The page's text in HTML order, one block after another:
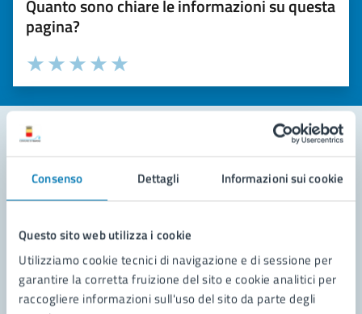
Consenso Dettagli Informazioni sui cookie
Questo sito web utilizza i cookie
Utilizziamo cookie tecnici di navigazione e di sessione per
garantire la corretta fruizione del sito e cookie analitici per
raccogliere informazioni sull'uso del sito da parte degli
Quanto sono chiare le informazioni su questa
pagina?
Valuta la chiarezza delle informazioni (da 1 a 5 stelle)
Seleziona il numero di stelle per valutare la chiarezza delle
Valuta 5 stelle su 5
Valuta 4 stelle su 5
Valuta 3 stelle su 5
Valuta 2 stelle su 5
Valuta 1 stelle su 5
Contatta il comune
Leggi le domande frequenti
Richiedi assistenza
Prenota appuntamento